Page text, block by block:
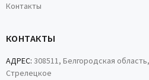
Контакты
КОНТАКТЫ
АДРЕС: 308511, Белгородская
Стрелецкое